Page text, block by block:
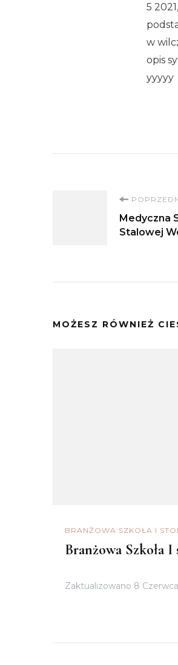
5
w
opis
yyyyy
wpisu
Medyczna
Stalowej
MOŻESZ RÓWNIEŻ
BRANŻOWA SZKOŁA I
Branżowa Szkoła
Zaktualizowano 8